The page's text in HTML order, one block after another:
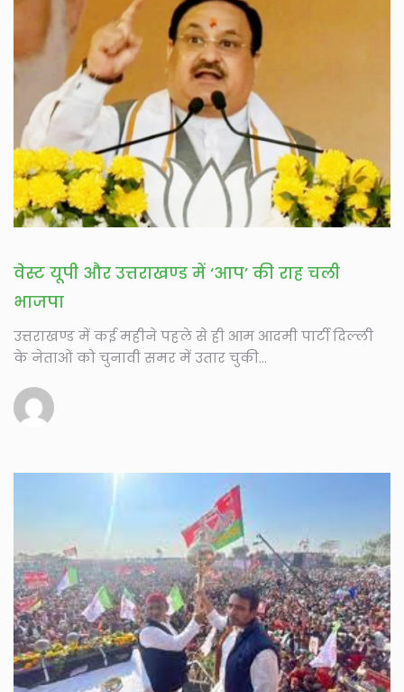
वेस्ट यूपी और उत्तराखण्ड में ‘आप’ की राह चली
भाजपा
उत्तराखण्ड में कई महीने पहले से ही आम आदमी पार्टी दिल्ली
के नेताओं को चुनावी समर में उतार चुकी...